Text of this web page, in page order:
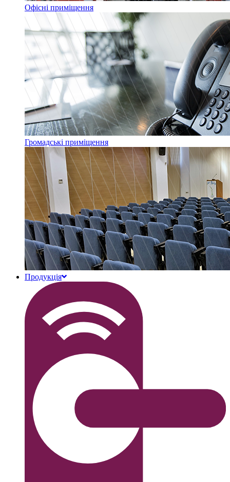
Офісні приміщення
Громадські приміщення
Продукція